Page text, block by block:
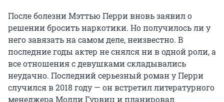
После болезни Мэттью Перри вновь заявил о
решении бросить наркотики. Но получилось ли у
него завязать на самом деле, неизвестно. В
последние годы актер не снялся ни в одной роли, а
все отношения с девушками складывались
неудачно. Последний серьезный роман у Перри
случился в 2018 году — он встретил литературного
менеджера Молли Гурвиц и планировал